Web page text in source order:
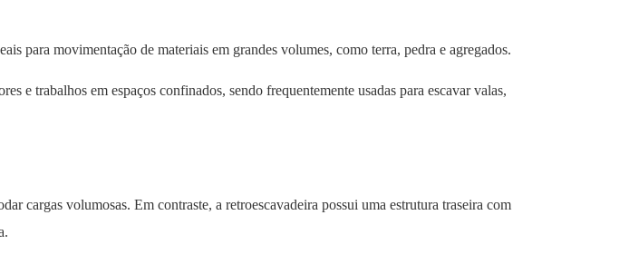
para movimentação de materiais em grandes volumes, como terra, pedra e agregados.
e trabalhos em espaços confinados, sendo frequentemente usadas para escavar valas,
cargas volumosas. Em contraste, a retroescavadeira possui uma estrutura traseira com